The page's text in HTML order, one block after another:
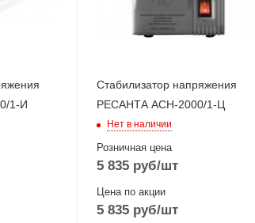
1-И
Стабилизатор напряжения
РЕСАНТА АСН-2000/1-Ц
Нет в наличии
Розничная цена
5 835руб/шт
Цена по акции
5 835руб/шт